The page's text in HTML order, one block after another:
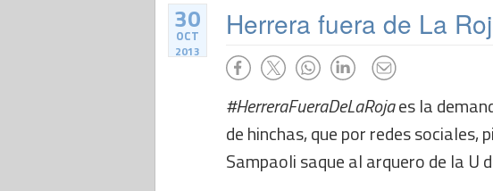
30
OCT
2013
Herrera fuera de La
#HerreraFueraDeLaRojaes la
de hinchas, que por redes sociales,
Sampaoli saque al arquero de la U